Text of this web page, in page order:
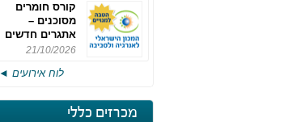
קורס חומרים
מסוכנים –
אתגרים חדשים
והערכות לחוק
מחזור 4
21/10/2026
לוח אירועים ◄
מכרזים כללי